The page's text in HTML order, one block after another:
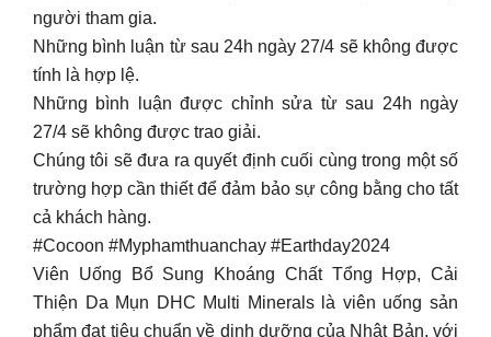
người tham gia.
Những bình luận từ sau 24h ngày 27/4 sẽ không được
tính là hợp lệ.
Những bình luận được chỉnh sửa từ sau 24h ngày
27/4 sẽ không được trao giải.
Chúng tôi sẽ đưa ra quyết định cuối cùng trong một số
trường hợp cần thiết để đảm bảo sự công bằng cho tất
cả khách hàng.
#Cocoon #Myphamthuanchay #Earthday2024
Viên Uống Bổ Sung Khoáng Chất Tổng Hợp, Cải
Thiện Da Mụn DHC Multi Minerals là viên uống sản
phẩm đạt tiêu chuẩn về dinh dưỡng của Nhật Bản, với